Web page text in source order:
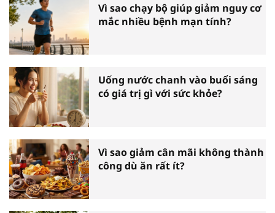
Vì sao chạy bộ giúp giảm nguy cơ
mắc nhiều bệnh mạn tính?
Uống nước chanh vào buổi sáng
có giá trị gì với sức khỏe?
Vì sao giảm cân mãi không thành
công dù ăn rất ít?